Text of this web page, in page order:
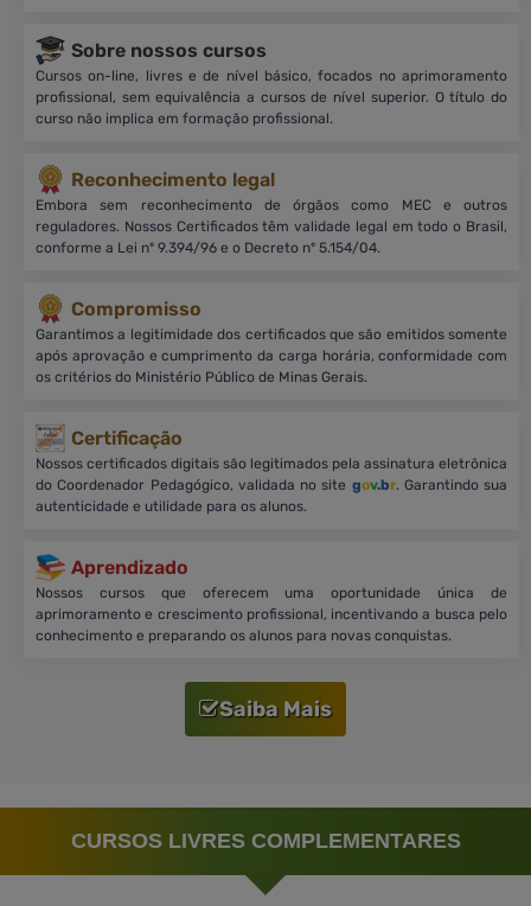
Sobre nossos cursos
Cursos on-line, livres e de nível básico, focados no aprimoramento
profissional, sem equivalência a cursos de nível superior. O título do
curso não implica em formação profissional.
Reconhecimento legal
Embora sem reconhecimento de órgãos como MEC e outros
reguladores. Nossos Certificados têm validade legal em todo o Brasil,
conforme a Lei nº 9.394/96 e o Decreto nº 5.154/04.
Compromisso
Garantimos a legitimidade dos certificados que são emitidos somente
após aprovação e cumprimento da carga horária, conformidade com
os critérios do Ministério Público de Minas Gerais.
Certificação
Nossos certificados digitais são legitimados pela assinatura eletrônica
do Coordenador Pedagógico, validada no site gov.br. Garantindo sua
autenticidade e utilidade para os alunos.
Aprendizado
Nossos cursos que oferecem uma oportunidade única de
aprimoramento e crescimento profissional, incentivando a busca pelo
conhecimento e preparando os alunos para novas conquistas.
Saiba Mais
CURSOS LIVRES COMPLEMENTARES